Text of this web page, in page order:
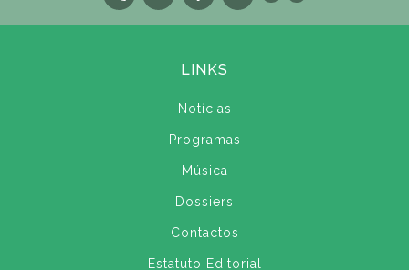
LINKS
Notícias
Programas
Música
Dossiers
Contactos
Estatuto Editorial